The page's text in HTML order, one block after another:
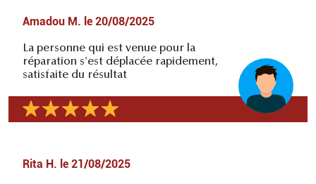
Amadou M. le 20/08/2025
La personne qui est venue pour la
réparation s'est déplacée rapidement,
satisfaite du résultat
Rita H. le 21/08/2025